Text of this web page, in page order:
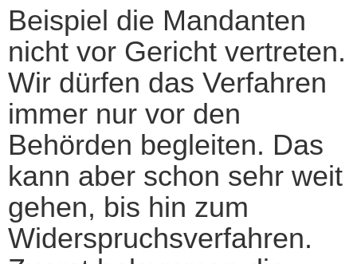
Beispiel die Mandanten
nicht vor Gericht vertreten.
Wir dürfen das Verfahren
immer nur vor den
Behörden begleiten. Das
kann aber schon sehr weit
gehen, bis hin zum
Widerspruchsverfahren.